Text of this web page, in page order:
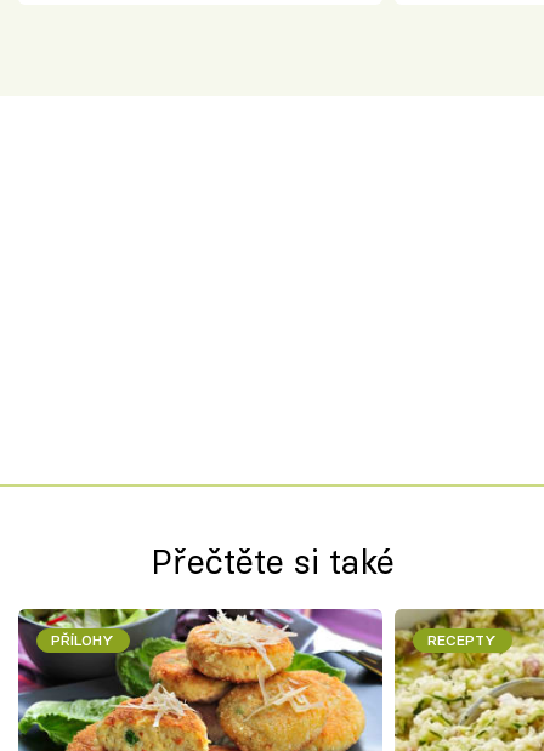
Přečtěte si také
PŘÍLOHY RECEPTY